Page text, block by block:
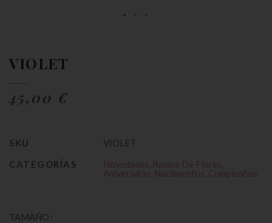
VIOLET
45,00 €
SKU
VIOLET
CATEGORÍAS
Novedades Ramos De Flores
Aniversario Nacimientos Cumpleaños
TAMAÑO